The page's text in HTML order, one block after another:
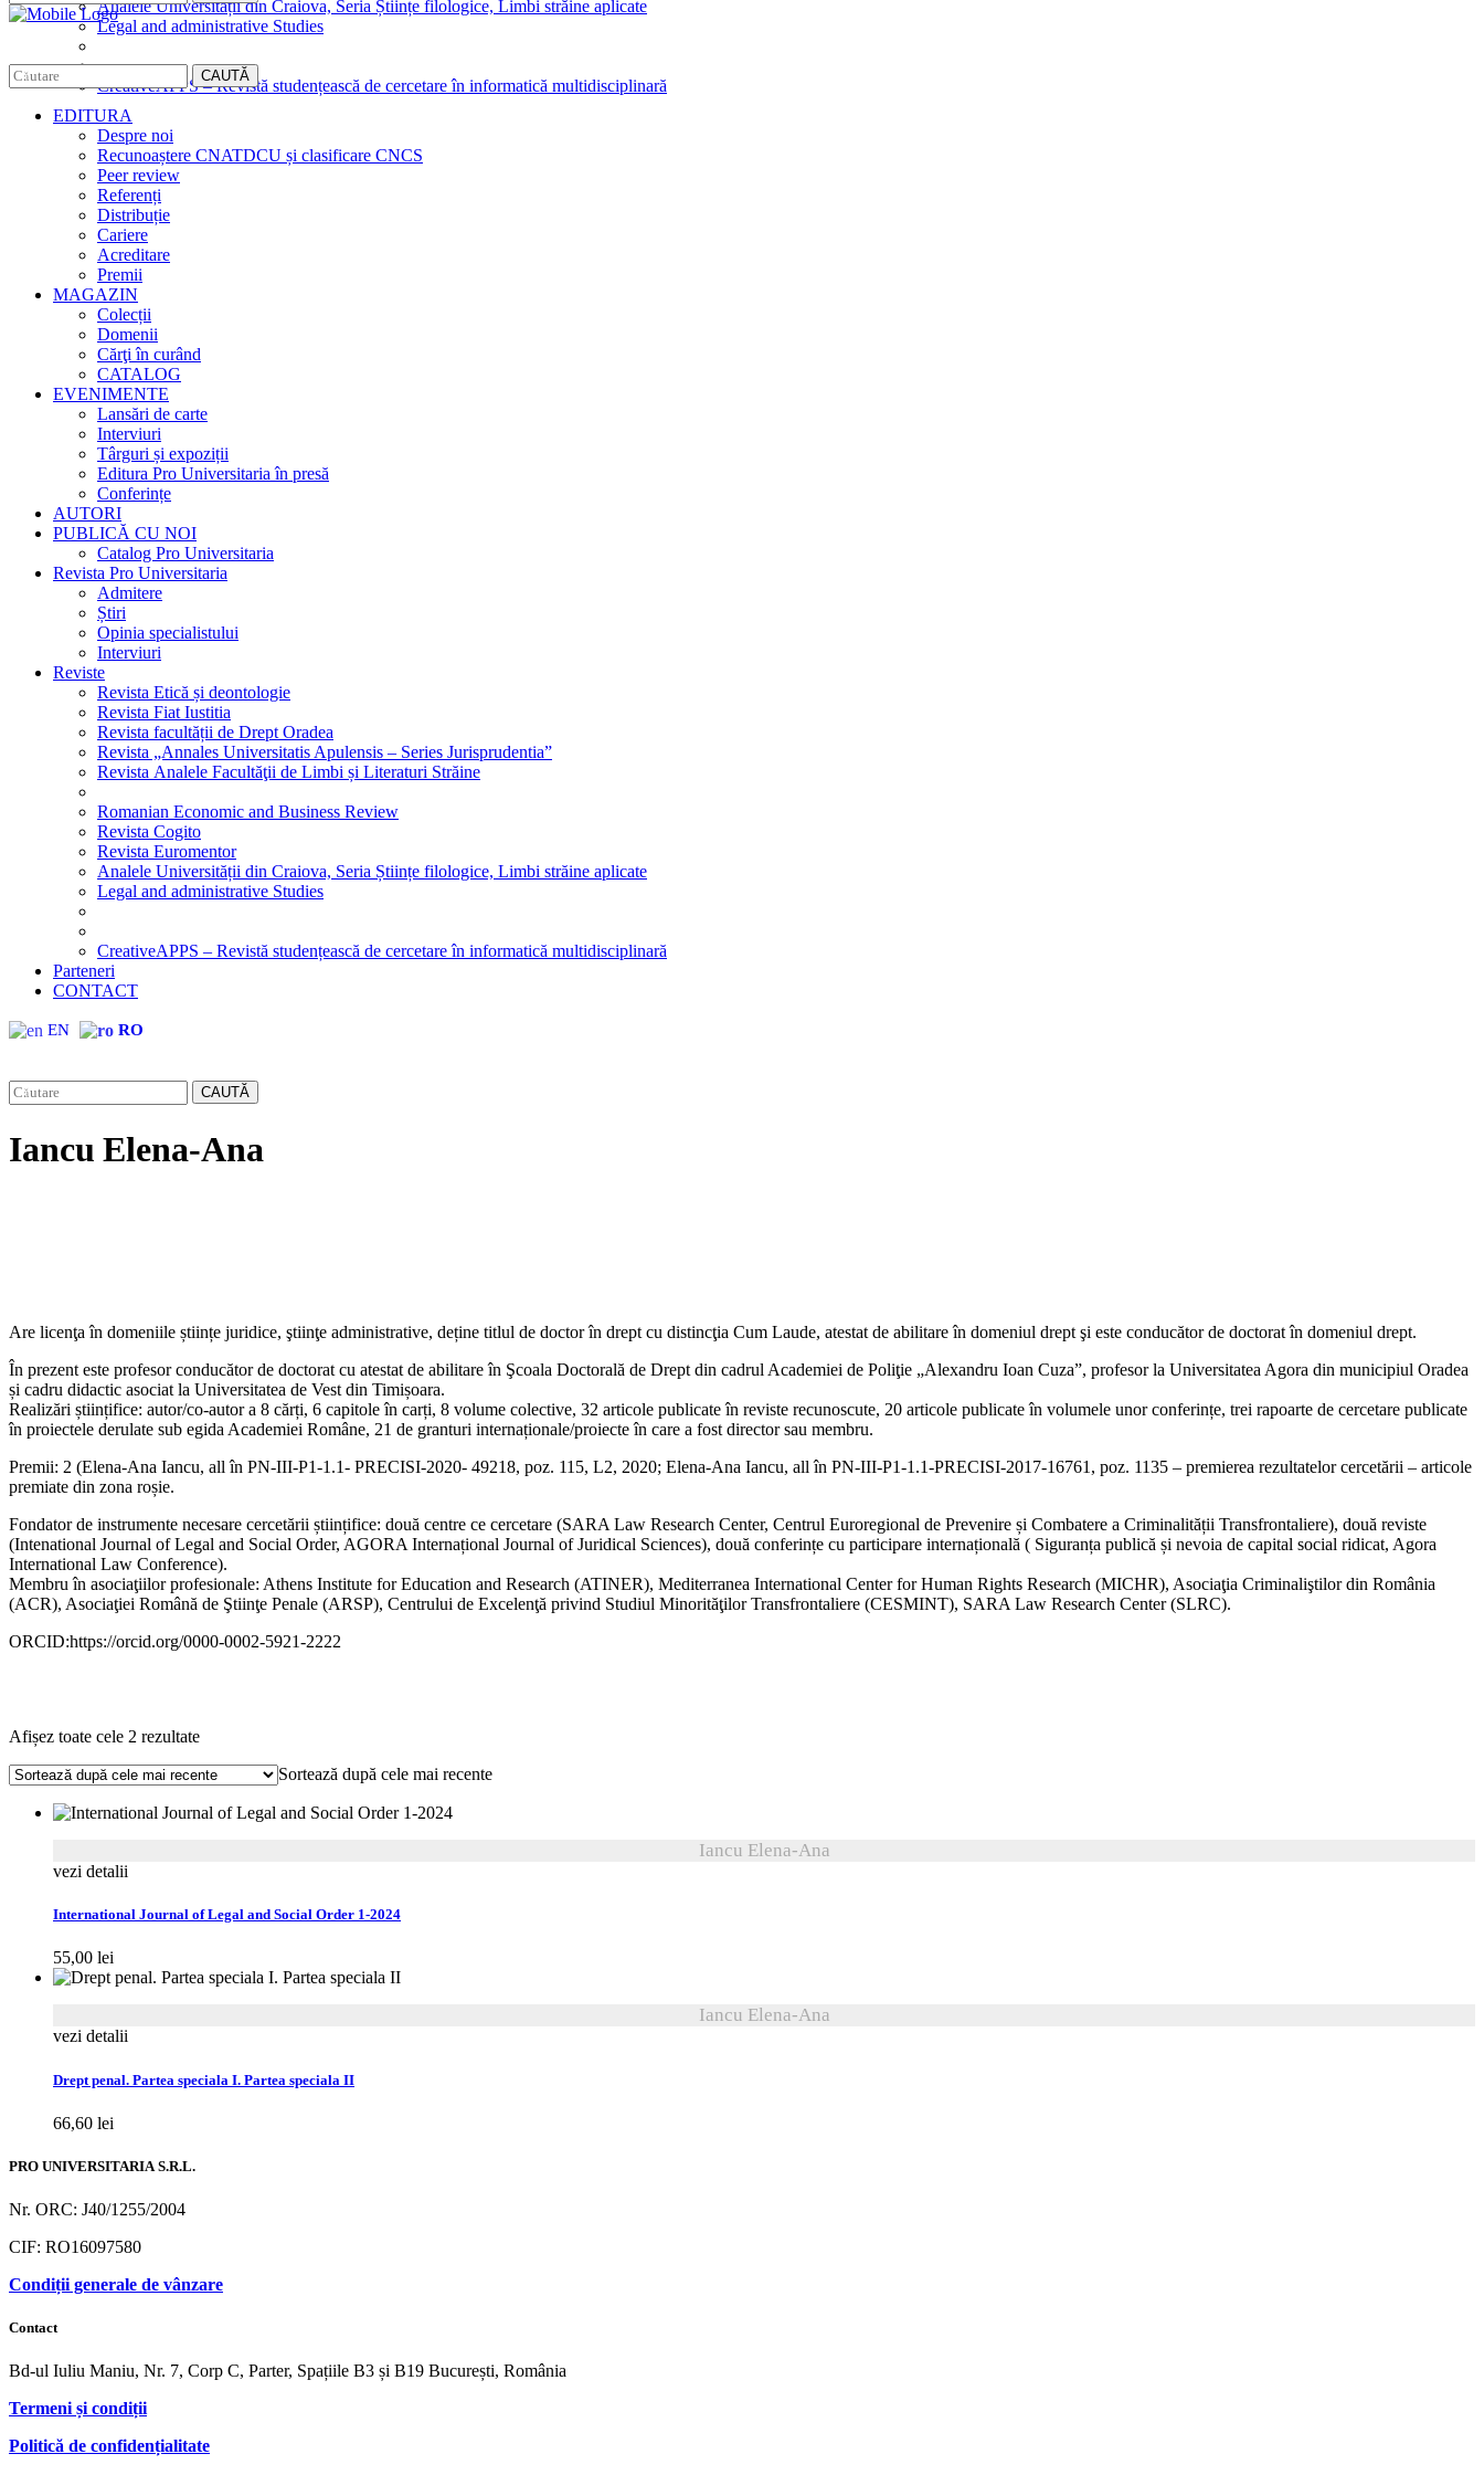
Analele Universității din Craiova, Seria Științe filologice, Limbi străine aplicate
Legal and administrative Studies
CreativeAPPS – Revistă studențească de cercetare în informatică multidisciplinară
CAUTĂ
EDITURA
Despre noi
Recunoaștere CNATDCU și clasificare CNCS
Peer review
Referenți
Distribuție
Cariere
Acreditare
Premii
MAGAZIN
Colecții
Domenii
Cărţi în curând
CATALOG
EVENIMENTE
Lansări de carte
Interviuri
Târguri și expoziții
Editura Pro Universitaria în presă
Conferințe
AUTORI
PUBLICĂ CU NOI
Catalog Pro Universitaria
Revista Pro Universitaria
Admitere
Știri
Opinia specialistului
Interviuri
Reviste
Revista Etică și deontologie
Revista Fiat Iustitia
Revista facultății de Drept Oradea
Revista „Annales Universitatis Apulensis – Series Jurisprudentia”
Revista Analele Facultăţii de Limbi și Literaturi Străine
Romanian Economic and Business Review
Revista Cogito
Revista Euromentor
Analele Universității din Craiova, Seria Științe filologice, Limbi străine aplicate
Legal and administrative Studies
CreativeAPPS – Revistă studențească de cercetare în informatică multidisciplinară
Parteneri
CONTACT
EN RO
CAUTĂ
Iancu Elena-Ana
Are licenţa în domeniile științe juridice, ştiinţe administrative, deține titlul de doctor în drept cu distincţia Cum Laude, atestat de abilitare în domeniul drept şi este conducător de doctorat în domeniul drept.
În prezent este profesor conducător de doctorat cu atestat de abilitare în Şcoala Doctorală de Drept din cadrul Academiei de Poliţie „Alexandru Ioan Cuza”, profesor la Universitatea Agora din municipiul Oradea
și cadru didactic asociat la Universitatea de Vest din Timișoara.
Realizări științifice: autor/co-autor a 8 cărți, 6 capitole în carți, 8 volume colective, 32 articole publicate în reviste recunoscute, 20 articole publicate în volumele unor conferințe, trei rapoarte de cercetare publicate
în proiectele derulate sub egida Academiei Române, 21 de granturi internaționale/proiecte în care a fost director sau membru.
Premii: 2 (Elena-Ana Iancu, all în PN-III-P1-1.1- PRECISI-2020- 49218, poz. 115, L2, 2020; Elena-Ana Iancu, all în PN-III-P1-1.1-PRECISI-2017-16761, poz. 1135 – premierea rezultatelor cercetării – articole
premiate din zona roșie.
Fondator de instrumente necesare cercetării științifice: două centre ce cercetare (SARA Law Research Center, Centrul Euroregional de Prevenire și Combatere a Criminalității Transfrontaliere), două reviste
(Intenational Journal of Legal and Social Order, AGORA Internațional Journal of Juridical Sciences), două conferințe cu participare internațională ( Siguranța publică și nevoia de capital social ridicat, Agora
International Law Conference).
Membru în asociaţiilor profesionale: Athens Institute for Education and Research (ATINER), Mediterranea International Center for Human Rights Research (MICHR), Asociaţia Criminaliştilor din România
(ACR), Asociaţiei Română de Ştiinţe Penale (ARSP), Centrului de Excelenţă privind Studiul Minorităţilor Transfrontaliere (CESMINT), SARA Law Research Center (SLRC).
ORCID:https://orcid.org/0000-0002-5921-2222
Afișez toate cele 2 rezultateSortat
cele
recente
Sortează după cele mai recente
Iancu Elena-Ana
vezi detalii
International Journal of Legal and Social Order 1-2024
55,00 lei
Iancu Elena-Ana
vezi detalii
Drept penal. Partea speciala I. Partea speciala II
66,60 lei
PRO UNIVERSITARIA S.R.L.
Nr. ORC: J40/1255/2004
CIF: RO16097580
Condiții generale de vânzare
Contact
Bd-ul Iuliu Maniu, Nr. 7, Corp C, Parter, Spațiile B3 și B19 București, România
Termeni și condiții
Politică de confidențialitate